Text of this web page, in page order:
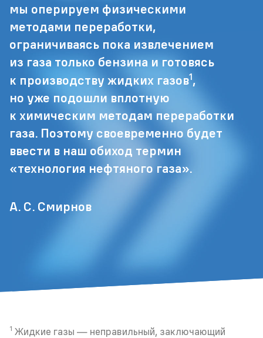
мы оперируем физическими
методами переработки,
ограничиваясь пока извлечением
из газа только бензина и готовясь
к производству жидких газов1,
но уже подошли вплотную
к химическим методам переработки
газа. Поэтому своевременно будет
ввести в наш обиход термин
«технология нефтяного газа».
А. С. Смирнов
1 Жидкие газы — неправильный, заключающий